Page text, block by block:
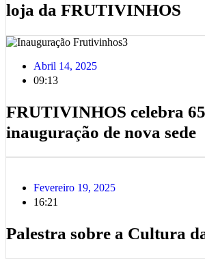
loja da FRUTIVINHOS
Abril 14, 2025
09:13
FRUTIVINHOS celebra
inauguração de nova sede
Fevereiro 19, 2025
16:21
Palestra sobre a Cultura